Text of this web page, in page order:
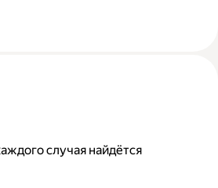
случая найдётся